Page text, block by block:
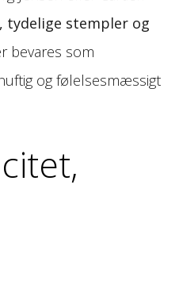
stempler og
bevares som
og følelsesmæssigt